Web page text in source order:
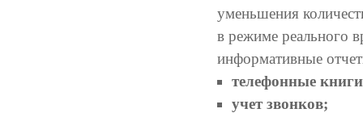
уменьшения
в режиме реального
информативные
телефонные
учет звонков;